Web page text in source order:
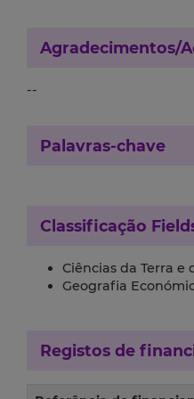
Agradecimentos/
--
Palavras-chave
Classificação
Ciências da Terra e
Geografia
Registos de